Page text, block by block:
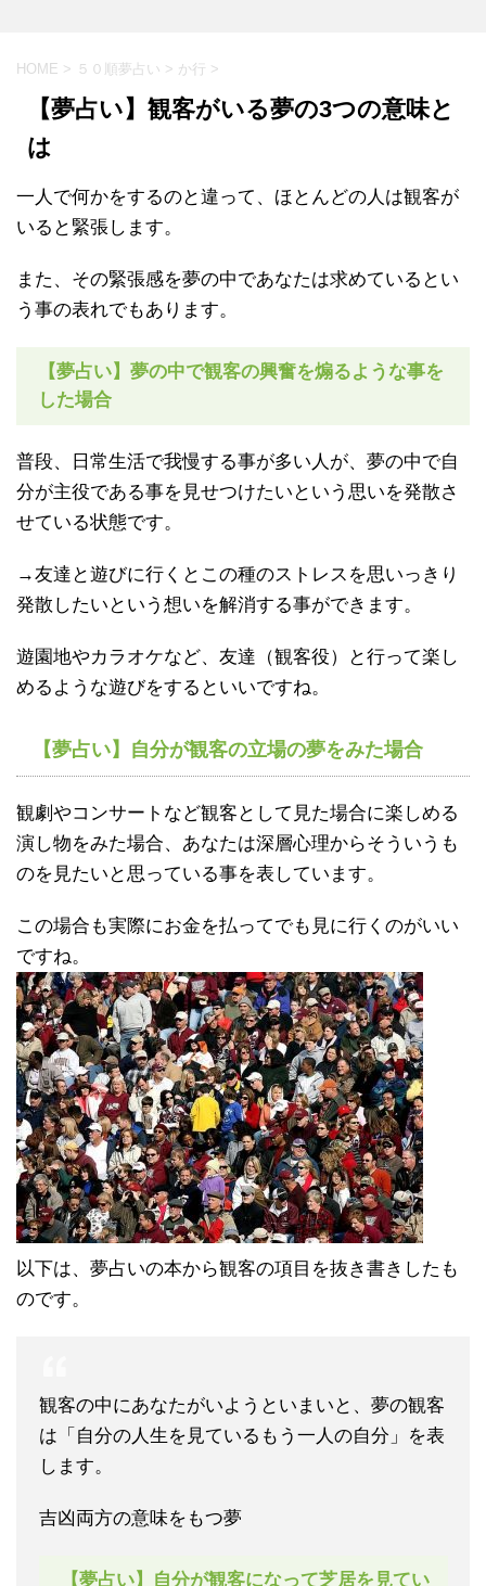
HOME > ５０順夢占い > か行 >
【夢占い】観客がいる夢の3つの意味と
は
一人で何かをするのと違って、ほとんどの人は観客が
いると緊張します。
また、その緊張感を夢の中であなたは求めているとい
う事の表れでもあります。
【夢占い】夢の中で観客の興奮を煽るような事を
した場合
普段、日常生活で我慢する事が多い人が、夢の中で自
分が主役である事を見せつけたいという思いを発散さ
せている状態です。
→友達と遊びに行くとこの種のストレスを思いっきり
発散したいという想いを解消する事ができます。
遊園地やカラオケなど、友達（観客役）と行って楽し
めるような遊びをするといいですね。
【夢占い】自分が観客の立場の夢をみた場合
観劇やコンサートなど観客として見た場合に楽しめる
演し物をみた場合、あなたは深層心理からそういうも
のを見たいと思っている事を表しています。
この場合も実際にお金を払ってでも見に行くのがいい
ですね。
以下は、夢占いの本から観客の項目を抜き書きしたも
のです。
観客の中にあなたがいようといまいと、夢の観客
は「自分の人生を見ているもう一人の自分」を表
します。
吉凶両方の意味をもつ夢
【夢占い】自分が観客になって芝居を見てい